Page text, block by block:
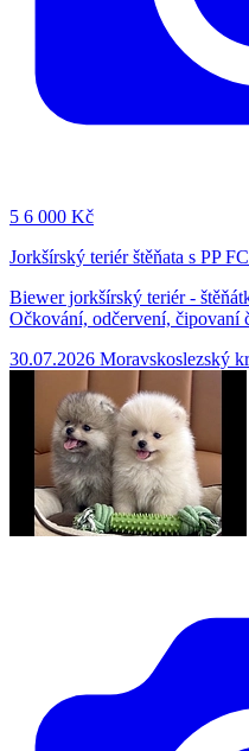
5 6 000 Kč
Jorkšírský teriér štěňata s PP
Biewer jorkšírský teriér -
Očkování, odčervení, čipovaní
30.07.2026 Moravskoslezský